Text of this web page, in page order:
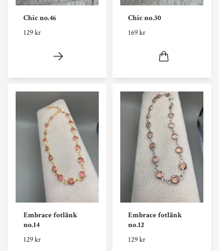
Chic no.46
129 kr
Chic no.30
169 kr
Embrace fotlänk
no.14
129 kr
Embrace fotlänk
no.12
129 kr